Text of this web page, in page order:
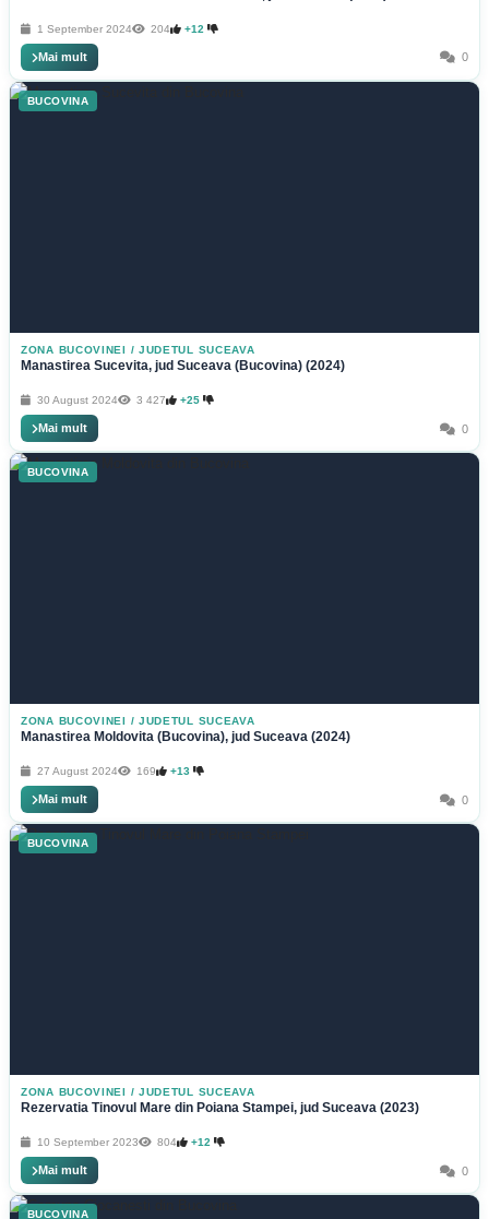
1 September 2024 204 +12
Mai mult 0
BUCOVINA
ZONA BUCOVINEI / JUDETUL SUCEAVA
Manastirea Sucevita, jud Suceava (Bucovina) (2024)
30 August 2024 3 427 +25
Mai mult 0
BUCOVINA
ZONA BUCOVINEI / JUDETUL SUCEAVA
Manastirea Moldovita (Bucovina), jud Suceava (2024)
27 August 2024 169 +13
Mai mult 0
BUCOVINA
ZONA BUCOVINEI / JUDETUL SUCEAVA
Rezervatia Tinovul Mare din Poiana Stampei, jud Suceava (2023)
10 September 2023 804 +12
Mai mult 0
BUCOVINA